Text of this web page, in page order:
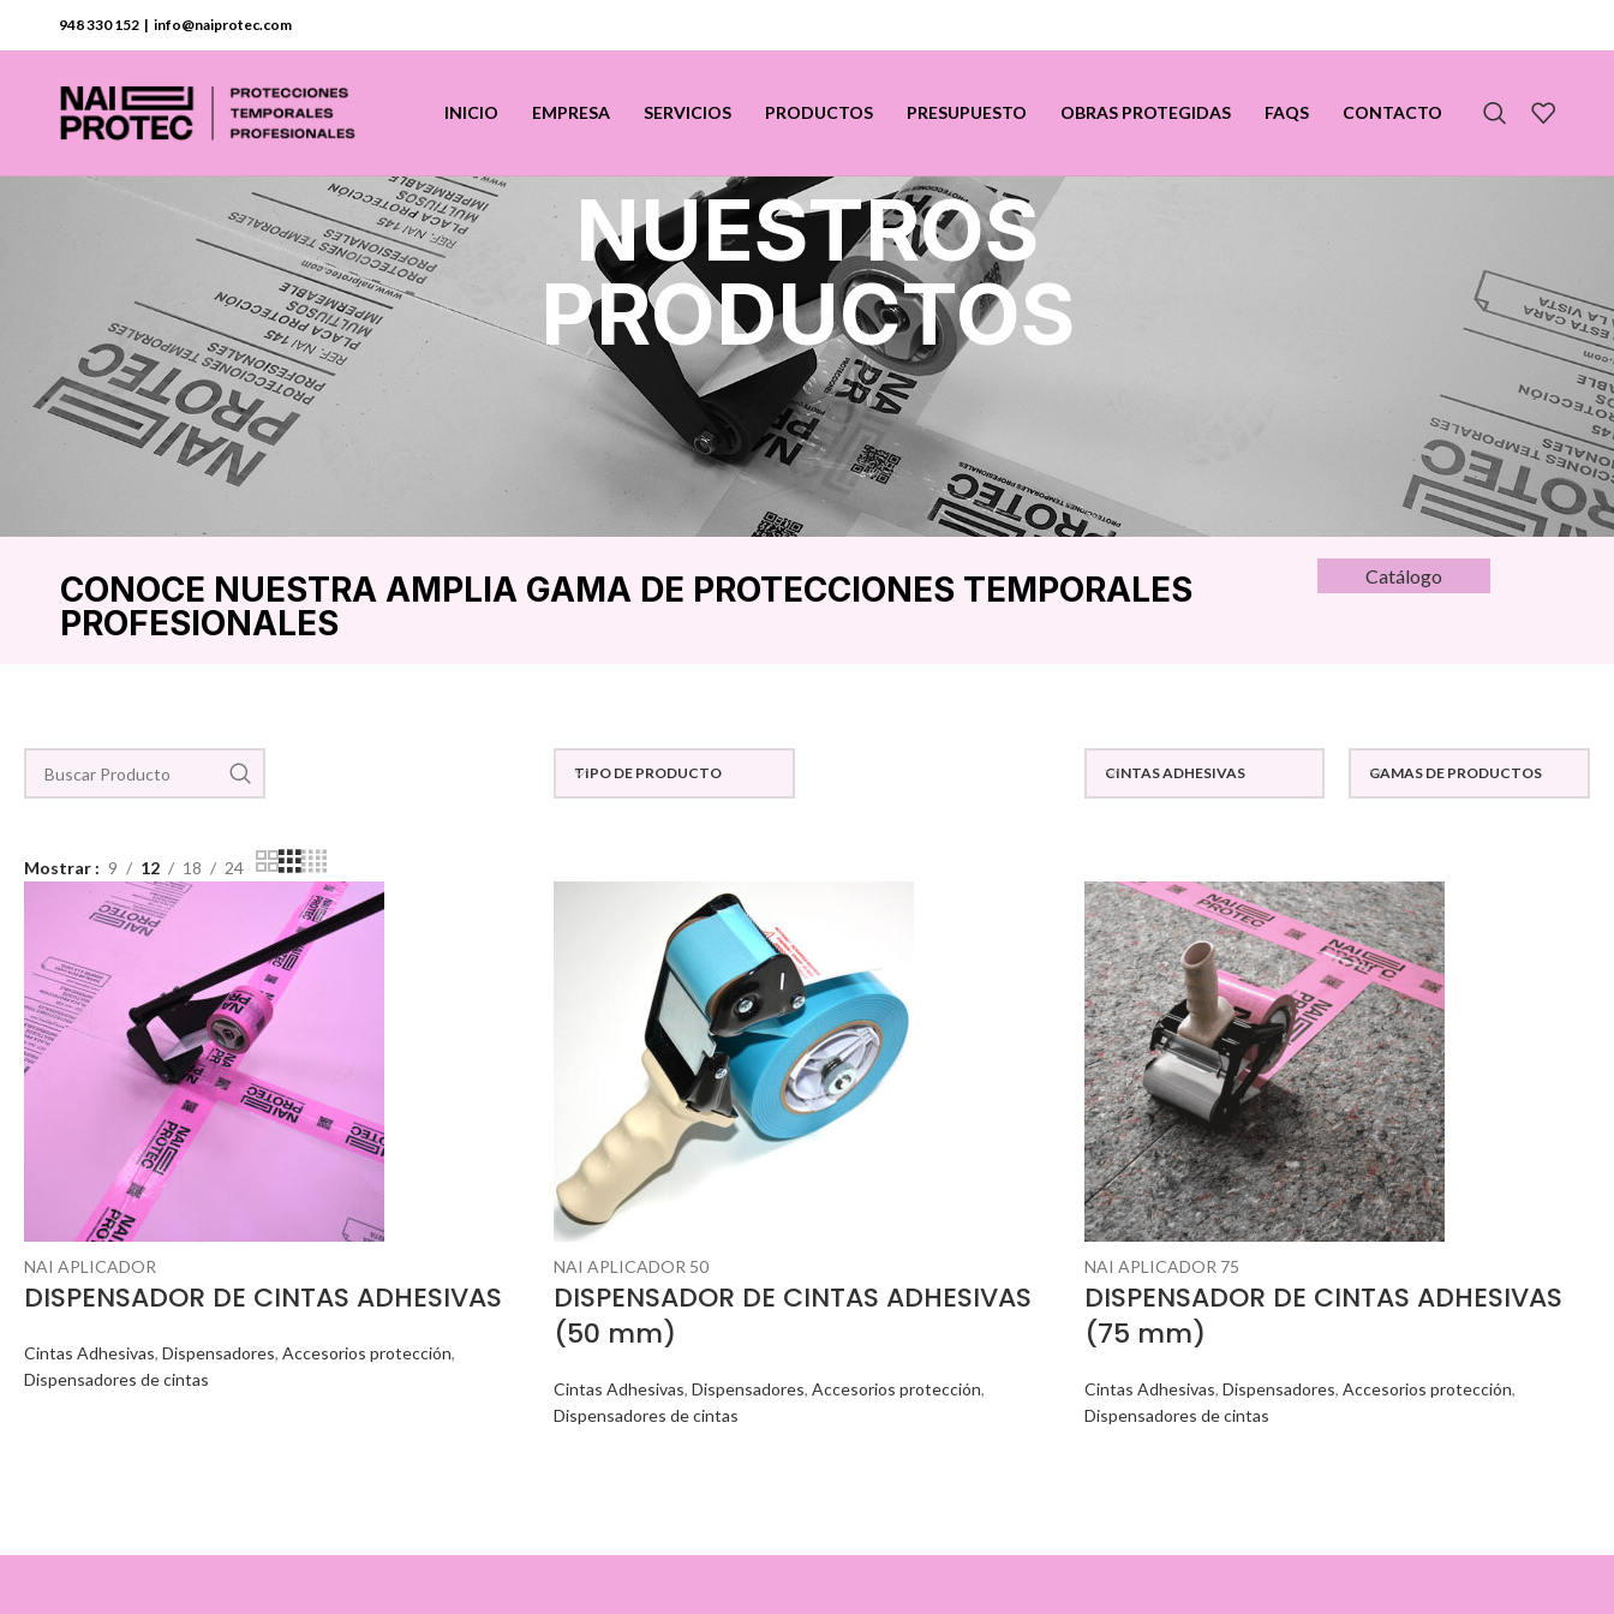
948 330 152 | info@naiprotec.com
INICIO EMPRESA SERVICIOS PRODUCTOS PRESUPUESTO OBRAS PROTEGIDAS FAQS CONTACTO
NUESTROS
PRODUCTOS
CONOCE NUESTRA AMPLIA GAMA DE PROTECCIONES TEMPORALES
PROFESIONALES
Catálogo
TIPO DE PRODUCTO CINTAS ADHESIVAS GAMAS DE PRODUCTOS
Mostrar 9 12 18 24
NAI APLICADOR
DISPENSADOR DE CINTAS ADHESIVAS
Cintas Adhesivas,Dispensadores,Accesorios protección,
Dispensadores de cintas
NAI APLICADOR 50
DISPENSADOR DE CINTAS ADHESIVAS
(50 mm)
Cintas Adhesivas,Dispensadores,Accesorios protección,
Dispensadores de cintas
NAI APLICADOR 75
DISPENSADOR DE CINTAS ADHESIVAS
(75 mm)
Cintas Adhesivas, Dispensadores, Accesorios protección,
Dispensadores de cintas